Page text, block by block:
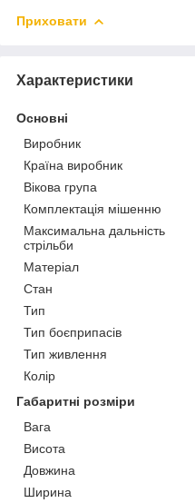
Приховати
Характеристики
Основні
Виробник
Країна виробник
Вікова група
Комплектація мішенню
Максимальна дальність
стрільби
Матеріал
Стан
Тип
Тип боєприпасів
Тип живлення
Колір
Габаритні розміри
Вага
Висота
Довжина
Ширина